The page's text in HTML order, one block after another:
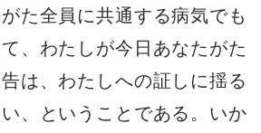
た全員に共通する病気でも
、わたしが今日あなたがた
は、わたしへの証しに揺る
、ということである。いか